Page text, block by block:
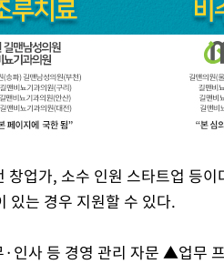
창업가, 소수 인원 스타트업 등
있는 경우 지원할 수 있다.
인사 등 경영 관리 자문 ▲업무